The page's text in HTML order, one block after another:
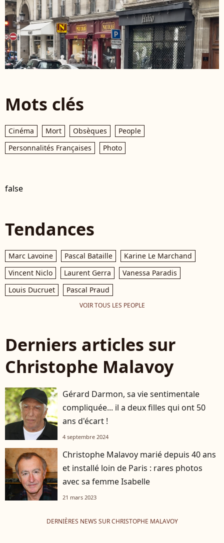
Mots clés
Cinéma Mort Obsèques
People
Personnalités Françaises
Photo
false
Tendances
Marc Lavoine Pascal Bataille
Karine Le Marchand
Vincent Niclo
Laurent Gerra
Vanessa Paradis
Louis Ducruet
Pascal Praud
VOIR TOUS LES PEOPLE
Derniers articles sur
Christophe Malavoy
Gérard Darmon, sa vie sentimentale
compliquée... il a deux filles qui ont 50
ans d'écart !
4 septembre 2024
Christophe Malavoy marié depuis 40 ans
et installé loin de Paris : rares photos
avec sa femme Isabelle
21 mars 2023
DERNIÈRES NEWS SUR CHRISTOPHE MALAVOY